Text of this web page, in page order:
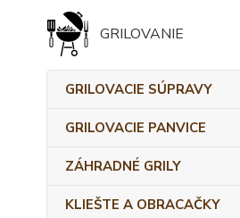
GRILOVANIE
GRILOVACIE SÚPRAVY
GRILOVACIE PANVICE
ZÁHRADNÉ GRILY
KLIEŠTE A OBRACAČKY